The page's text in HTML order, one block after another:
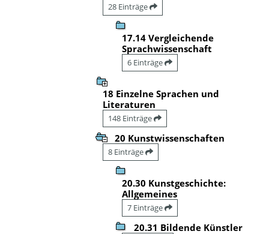
28 Einträge
17.14 Vergleichende
Sprachwissenschaft
6 Einträge
18 Einzelne Sprachen und
Literaturen
148 Einträge
20 Kunstwissenschaften
8 Einträge
20.30 Kunstgeschichte:
Allgemeines
7 Einträge
20.31 Bildende Künstler